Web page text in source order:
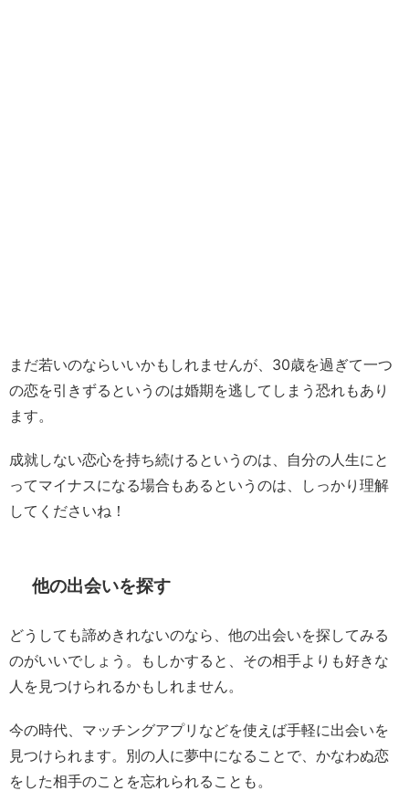
まだ若いのならいいかもしれませんが、30歳を過ぎて一つ
の恋を引きずるというのは婚期を逃してしまう恐れもあり
ます。
成就しない恋心を持ち続けるというのは、自分の人生にと
ってマイナスになる場合もあるというのは、しっかり理解
してくださいね！
他の出会いを探す
どうしても諦めきれないのなら、他の出会いを探してみる
のがいいでしょう。もしかすると、その相手よりも好きな
人を見つけられるかもしれません。
今の時代、マッチングアプリなどを使えば手軽に出会いを
見つけられます。別の人に夢中になることで、かなわぬ恋
をした相手のことを忘れられることも。